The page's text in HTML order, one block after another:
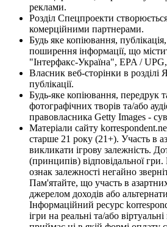
реклами.
Розділ Спецпроекти
комерційними партнерами.
Будь яке копіювання,
поширення інформації, що
"Інтерфакс-Україна", EPA /
Власник веб-сторінки в розділі
публікації.
Будь-яке копіювання, передрук
фотографічних творів та/або
правовласника Getty Images -
Матеріали сайту
старше 21 року (21+). Участь в
викликати ігрову залежність.
(принципів) відповідальної
ознак залежності негайно
Пам'ятайте, що участь в
джерелом доходів або
Інформаційний ресурс
ігри на реальні та/або